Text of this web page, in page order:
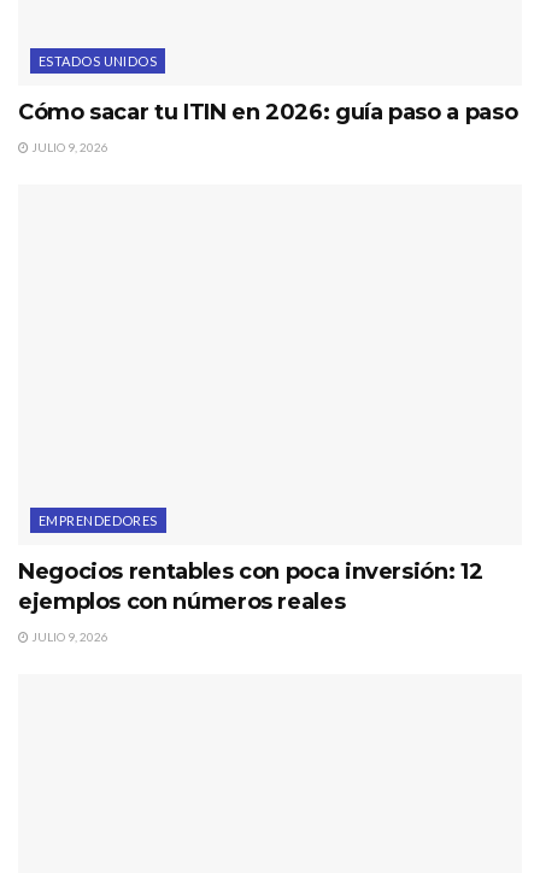
ESTADOS UNIDOS
Cómo sacar tu ITIN en 2026: guía paso a paso
JULIO 9, 2026
EMPRENDEDORES
Negocios rentables con poca inversión: 12
ejemplos con números reales
JULIO 9, 2026